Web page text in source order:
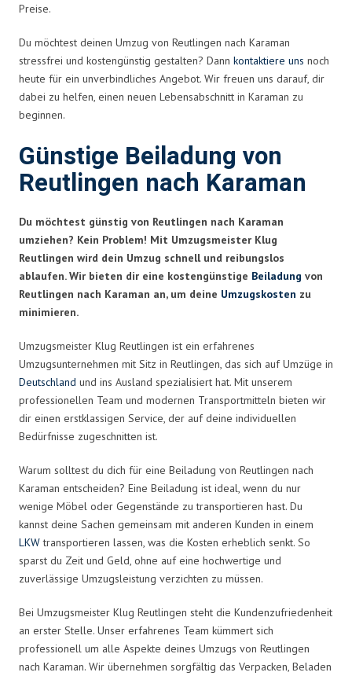
Preise.
Du möchtest deinen Umzug von Reutlingen nach Karaman
stressfrei und kostengünstig gestalten? Dann kontaktiere uns noch
heute für ein unverbindliches Angebot. Wir freuen uns darauf, dir
dabei zu helfen, einen neuen Lebensabschnitt in Karaman zu
beginnen.
Günstige Beiladung von
Reutlingen nach Karaman
Du möchtest günstig von Reutlingen nach Karaman
umziehen? Kein Problem! Mit Umzugsmeister Klug
Reutlingen wird dein Umzug schnell und reibungslos
ablaufen. Wir bieten dir eine kostengünstige Beiladung von
Reutlingen nach Karaman an, um deine Umzugskosten zu
minimieren.
Umzugsmeister Klug Reutlingen ist ein erfahrenes
Umzugsunternehmen mit Sitz in Reutlingen, das sich auf Umzüge in
Deutschland und ins Ausland spezialisiert hat. Mit unserem
professionellen Team und modernen Transportmitteln bieten wir
dir einen erstklassigen Service, der auf deine individuellen
Bedürfnisse zugeschnitten ist.
Warum solltest du dich für eine Beiladung von Reutlingen nach
Karaman entscheiden? Eine Beiladung ist ideal, wenn du nur
wenige Möbel oder Gegenstände zu transportieren hast. Du
kannst deine Sachen gemeinsam mit anderen Kunden in einem
LKWtransportieren lassen, was die Kosten erheblich senkt. So
sparst du Zeit und Geld, ohne auf eine hochwertige und
zuverlässige Umzugsleistung verzichten zu müssen.
Bei Umzugsmeister Klug Reutlingen steht die Kundenzufriedenheit
an erster Stelle. Unser erfahrenes Team kümmert sich
professionell um alle Aspekte deines Umzugs von Reutlingen
nach Karaman. Wir übernehmen sorgfältig das Verpacken, Beladen